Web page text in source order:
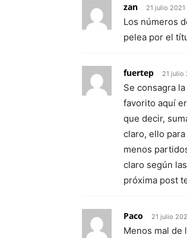
zan 21 julio 2021
Los números
pelea por el
fuertep 21 julio
Se consagra
favorito aquí
que decir,
claro, ello
menos
claro según
próxima post
Paco 21 julio
Menos mal de